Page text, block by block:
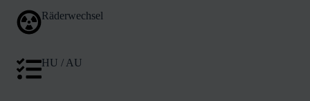
Räderwechsel
HU / AU